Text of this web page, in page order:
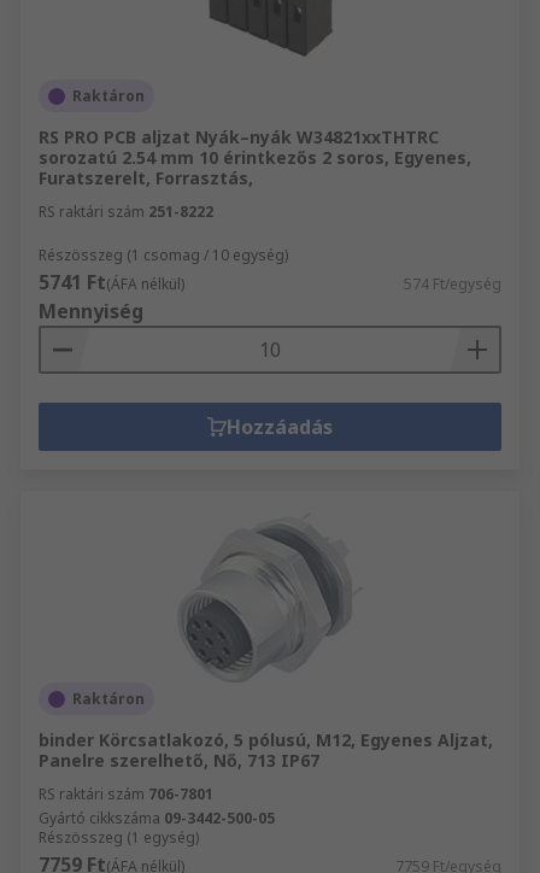
Raktáron
RS PRO PCB aljzat Nyák–nyák W34821xxTHTRC
sorozatú 2.54 mm 10 érintkezős 2 soros, Egyenes,
Furatszerelt, Forrasztás,
RS raktári szám 251-8222
Részösszeg (1 csomag / 10 egység)
5741 Ft(ÁFA nélkül) 574 Ft/egység
Mennyiség
Hozzáadás
Raktáron
binder Körcsatlakozó, 5 pólusú, M12, Egyenes Aljzat,
Panelre szerelhető, Nő, 713 IP67
RS raktári szám 706-7801
Gyártó cikkszáma 09-3442-500-05
Részösszeg (1 egység)
7759 Ft(ÁFA nélkül) 7759 Ft/egység